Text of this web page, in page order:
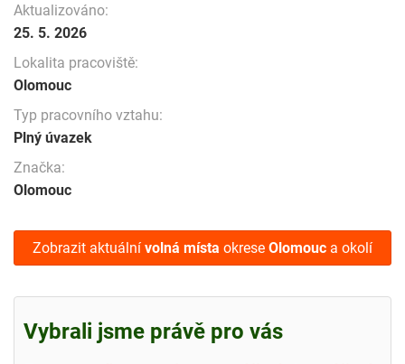
Aktualizováno:
25. 5. 2026
Lokalita pracoviště:
Olomouc
Typ pracovního vztahu:
Plný úvazek
Značka:
Olomouc
Zobrazit aktuální volná místa okrese Olomouc a okolí
Vybrali jsme právě pro vás